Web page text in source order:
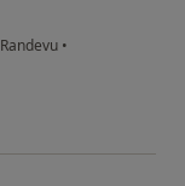
Randevu •